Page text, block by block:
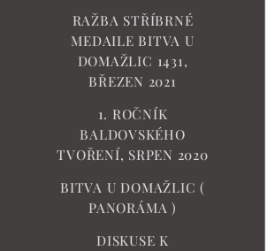
RAŽBA STŘÍBRNÉ
MEDAILE BITVA U
DOMAŽLIC 1431,
BŘEZEN 2021
1. ROČNÍK
BALDOVSKÉHO
TVOŘENÍ, SRPEN 2020
BITVA U DOMAŽLIC (
PANORÁMA )
DISKUSE K